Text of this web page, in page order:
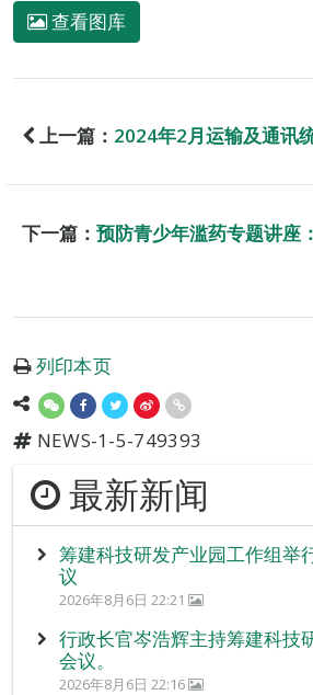
查看图库
上一篇： 2024年2月运输及通讯
下一篇： 预防青少年滥药专题讲座
列印本页
NEWS-1-5-749393
最新新闻
筹建科技研发产业园工作组举
议
2026年8月6日 22:21
行政长官岑浩辉主持筹建科技
会议。
2026年8月6日 22:16